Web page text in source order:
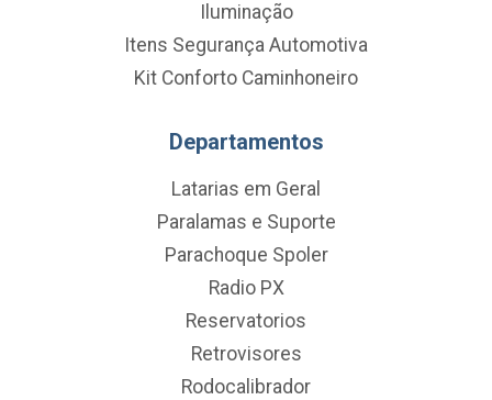
Iluminação
Itens Segurança Automotiva
Kit Conforto Caminhoneiro
Departamentos
Latarias em Geral
Paralamas e Suporte
Parachoque Spoler
Radio PX
Reservatorios
Retrovisores
Rodocalibrador